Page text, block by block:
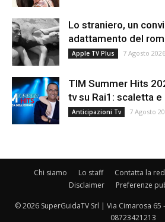
Lo straniero, un
adattamento del
Apple TV Plus 7 Agosto 2026
TIM Summer Hits
tv su Rai1: scaletta e
Anticipazioni Tv 7 Agosto
Chi siamo Lo staff Contatta la
Disclaimer
Preferenze
© 2026 SuperGuidaTV Srl | Via Cimarosa 65
08723421213